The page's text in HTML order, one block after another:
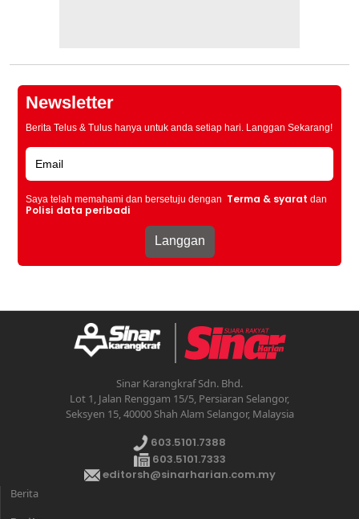
Newsletter
Berita Telus & Tulus hanya untuk anda setiap hari. Langgan Sekarang!
Saya telah memahami dan bersetuju dengan Terma & syarat dan
Polisi data peribadi
Sinar Karangkraf Sdn. Bhd.
Lot 1, Jalan Renggam 15/5, Persiaran Selangor,
Seksyen 15, 40000 Shah Alam Selangor, Malaysia
603.5101.7388
603.5101.7333
editorsh@sinarharian.com.my
Berita